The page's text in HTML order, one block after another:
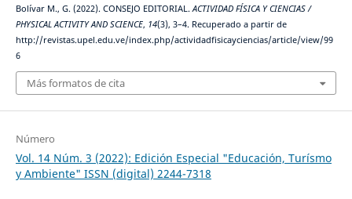
Bolívar M., G. (2022). CONSEJO EDITORIAL. ACTIVIDAD FÍSICA Y CIENCIAS /
PHYSICAL ACTIVITY AND SCIENCE, 14(3), 3–4. Recuperado a partir de
http://revistas.upel.edu.ve/index.php/actividadfisicayciencias/article/view/99
6
Más formatos de cita
Número
Vol. 14 Núm. 3 (2022): Edición Especial "Educación, Turísmo
y Ambiente" ISSN (digital) 2244-7318